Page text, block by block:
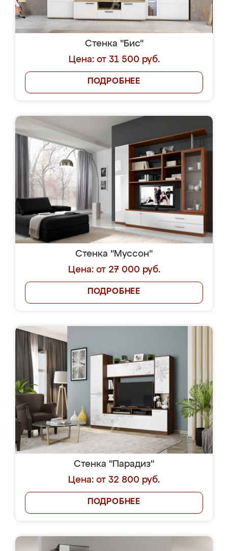
Стенка "Бис"
Цена: от 31 500 руб.
ПОДРОБНЕЕ
Стенка "Муссон"
Цена: от 27 000 руб.
ПОДРОБНЕЕ
Стенка "Парадиз"
Цена: от 32 800 руб.
ПОДРОБНЕЕ